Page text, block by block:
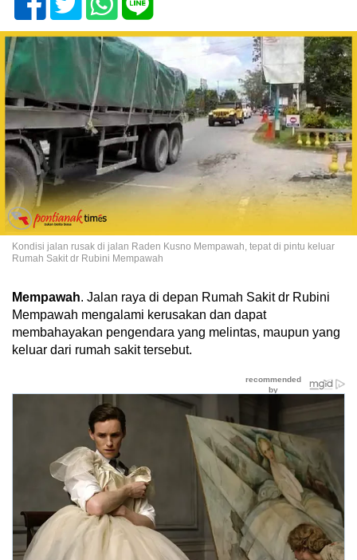
Kondisi jalan rusak di jalan Raden Kusno Mempawah, tepat di pintu keluar
Rumah Sakit dr Rubini Mempawah
Mempawah. Jalan raya di depan Rumah Sakit dr Rubini
Mempawah mengalami kerusakan dan dapat
membahayakan pengendara yang melintas, maupun yang
keluar dari rumah sakit tersebut.